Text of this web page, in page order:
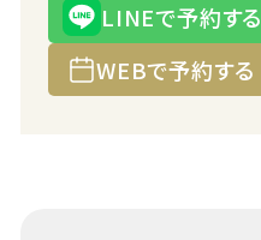
LINEで予約する
WEBで予約する